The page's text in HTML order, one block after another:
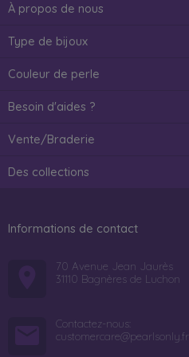
À propos de nous
Type de bijoux
Couleur de perle
Besoin d'aides ?
Vente/Braderie
Des collections
Informations de contact
70 Avenue Jean Jaurès
31110 Bagnères de Luchon
Contactez-nous:
customercare@pearlsonly.fr